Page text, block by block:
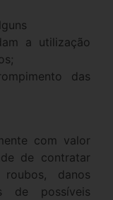
a utilização
das
com valor
de contratar
danos
de possíveis